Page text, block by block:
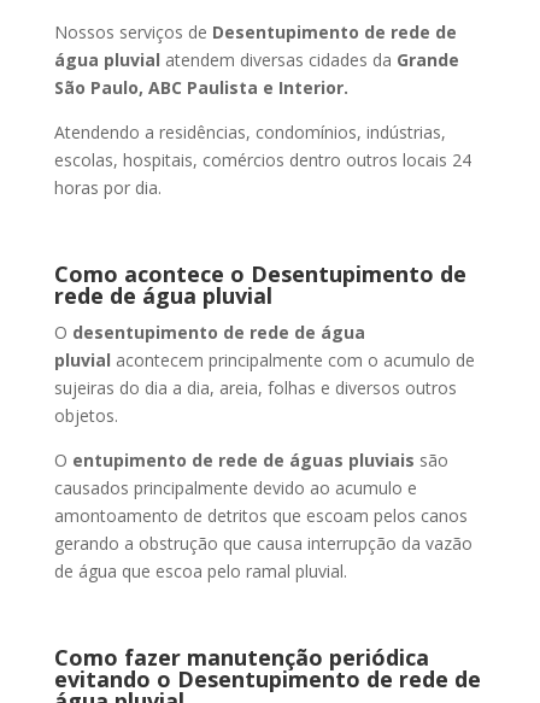
Nossos serviços de Desentupimento de rede de
água pluvial atendem diversas cidades da Grande
São Paulo, ABC Paulista e Interior.
Atendendo a residências, condomínios, indústrias,
escolas, hospitais, comércios dentro outros locais 24
horas por dia.
Como acontece o Desentupimento de
rede de água pluvial
O desentupimento de rede de água
pluvial acontecem principalmente com o acumulo de
sujeiras do dia a dia, areia, folhas e diversos outros
objetos.
O entupimento de rede de águas pluviais são
causados principalmente devido ao acumulo e
amontoamento de detritos que escoam pelos canos
gerando a obstrução que causa interrupção da vazão
de água que escoa pelo ramal pluvial.
Como fazer manutenção periódica
evitando o Desentupimento de rede de